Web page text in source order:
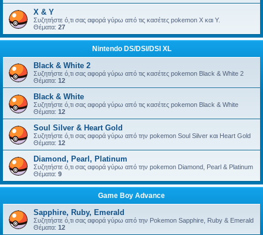
X & Y
Συζητήστε ό,τι σας αφορά γύρω από τις κασέτες pokemon X και Y.
Θέματα: 27
Nintendo DS/DSI/DSI XL
Black & White 2
Συζητήστε ό,τι σας αφορά γύρω από τις κασέτες pokemon Black & White 2
Θέματα: 12
Black & White
Συζητήστε ό,τι σας αφορά γύρω από τις κασέτες pokemon Black & White
Θέματα: 12
Soul Silver & Heart Gold
Συζητήστε ό,τι σας αφορά γύρω από την pokemon Soul Silver και Heart Gold
Θέματα: 12
Diamond, Pearl, Platinum
Συζητήστε ό,τι σας αφορά γύρω από την pokemon Diamond, Pearl & Platinum
Θέματα: 9
Game Boy Advance
Sapphire, Ruby, Emerald
Συζητήστε ό,τι σας αφορά γύρω από την Pokemon Sapphire, Ruby & Emerald
Θέματα: 12